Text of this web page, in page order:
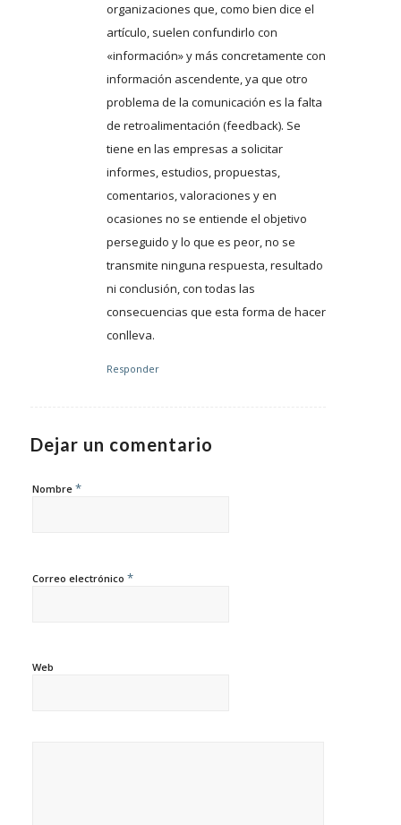
organizaciones que, como bien dice el
artículo, suelen confundirlo con
«información» y más concretamente con
información ascendente, ya que otro
problema de la comunicación es la falta
de retroalimentación (feedback). Se
tiene en las empresas a solicitar
informes, estudios, propuestas,
comentarios, valoraciones y en
ocasiones no se entiende el objetivo
perseguido y lo que es peor, no se
transmite ninguna respuesta, resultado
ni conclusión, con todas las
consecuencias que esta forma de hacer
conlleva.
Responder
Dejar un comentario
Nombre *
Correo electrónico *
Web